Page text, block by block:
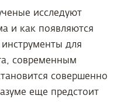
исследуют
и как появляются
для
современным
совершенно
еще предстоит